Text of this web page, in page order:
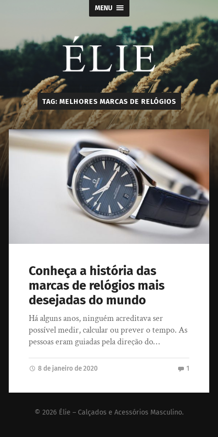
MENU
Élie
-
Calçados
e
Acessórios
Masculino
TAG: MELHORES MARCAS DE RELÓGIOS
Conheça a história das
marcas de relógios mais
desejadas do mundo
Há alguns anos, ninguém acreditava ser
possível medir, calcular ou prever o tempo. As
pessoas eram guiadas pela direção do…
8 de janeiro de 2020 1
© 2026 Élie – Calçados e Acessórios Masculino.